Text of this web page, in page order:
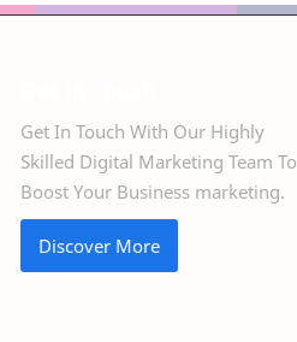
Get In Touch With Our Highly
Skilled Digital Marketing Team To
Boost Your Business marketing.
Discover More